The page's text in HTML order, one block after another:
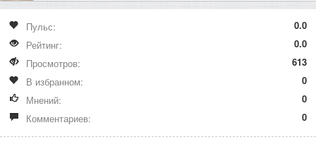
Пульс:
0.0
Рейтинг:
0.0
Просмотров:
613
В избранном:
0
Мнений:
0
Комментариев:
0